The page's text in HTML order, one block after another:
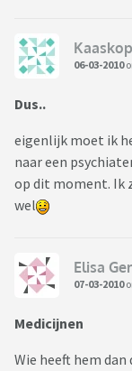
06-03-2010
Dus..
eigenlijk moet ik
naar een
op dit moment. Ik
wel
Elisa
07-03-2010
Medicijnen
Wie heeft hem dan